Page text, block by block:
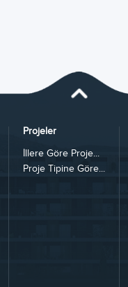
Projeler
İllere Göre Proje...
Proje Tipine Göre...